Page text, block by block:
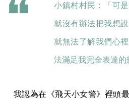
小鎮村村民：「可
就沒有辦法把我想
就無法了解我們心
法滿足我完全表達的
我認為在《飛天小女警》裡頭